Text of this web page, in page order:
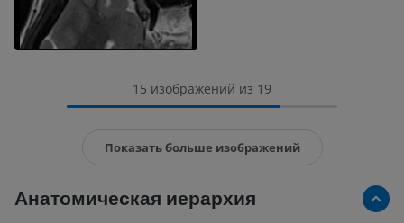
15 изображений из 19
Показать больше изображений
Анатомическая иерархия